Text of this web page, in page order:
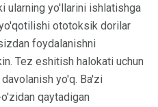
ularning yo'llarini ishlatishga
ototoksik dorilar
foydalanishni
Tez eshitish halokati uchun
yo'q. Ba'zi
qaytadigan